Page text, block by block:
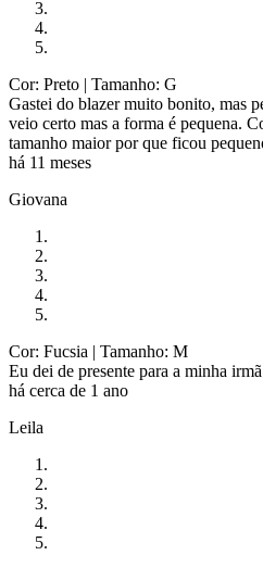
Cor: Preto | Tamanho: G
Gastei do blazer muito bonito, mas
veio certo mas a forma é pequena.
tamanho maior por que ficou
há 11 meses
Giovana
Cor: Fucsia | Tamanho: M
Eu dei de presente para a minha
há cerca de 1 ano
Leila